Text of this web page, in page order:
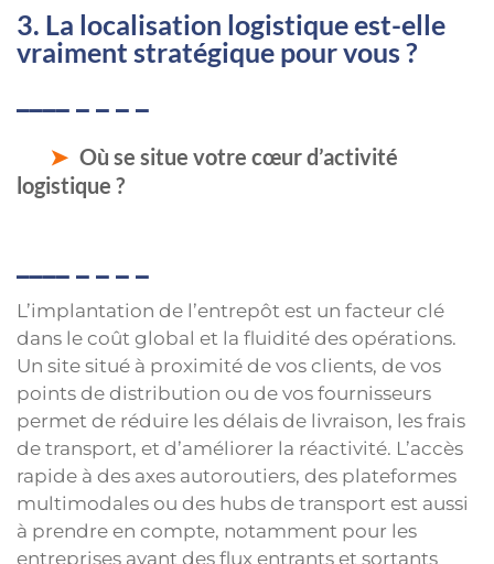
3. La localisation logistique est-elle
vraiment stratégique pour vous ?
Où se situe votre cœur d’activité
logistique ?
L’implantation de l’entrepôt est un facteur clé
dans le coût global et la fluidité des opérations.
Un site situé à proximité de vos clients, de vos
points de distribution ou de vos fournisseurs
permet de réduire les délais de livraison, les frais
de transport, et d’améliorer la réactivité. L’accès
rapide à des axes autoroutiers, des plateformes
multimodales ou des hubs de transport est aussi
à prendre en compte, notamment pour les
entreprises ayant des flux entrants et sortants